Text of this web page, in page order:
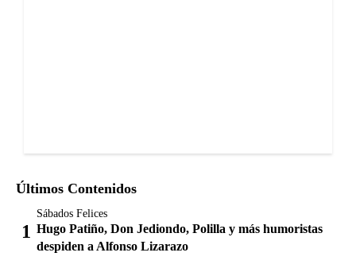
Últimos Contenidos
Sábados Felices
Hugo Patiño, Don Jediondo, Polilla y más humoristas
despiden a Alfonso Lizarazo